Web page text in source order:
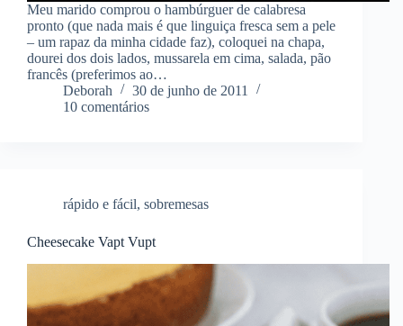
Meu marido comprou o hambúrguer de calabresa
pronto (que nada mais é que linguiça fresca sem a pele
– um rapaz da minha cidade faz), coloquei na chapa,
dourei dos dois lados, mussarela em cima, salada, pão
francês (preferimos ao…
Deborah
30 de junho de 2011
10 comentários
rápido e fácil, sobremesas
Cheesecake Vapt Vupt